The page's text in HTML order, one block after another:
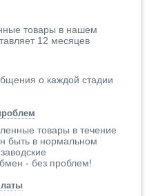
товары в нашем
12 месяцев
о каждой стадии
товары в течение
быть в нормальном
- без проблем!